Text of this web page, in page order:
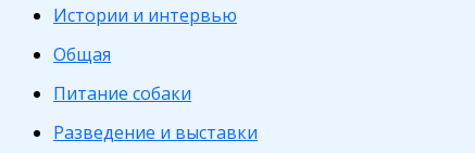
Истории и интервью
Общая
Питание собаки
Разведение и выставки